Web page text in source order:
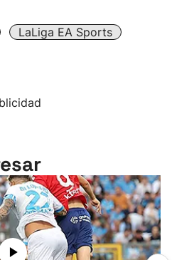
LaLiga EA Sports